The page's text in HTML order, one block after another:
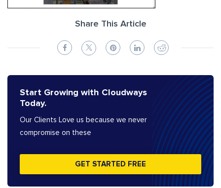
Share This Article
Start Growing with Cloudways
Today.
Our Clients Love us because we never
compromise on these
GET STARTED FREE